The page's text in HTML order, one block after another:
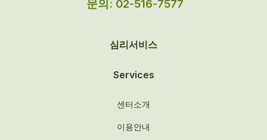
문의: 02-516-7577
심리서비스
Services
센터소개
이용안내